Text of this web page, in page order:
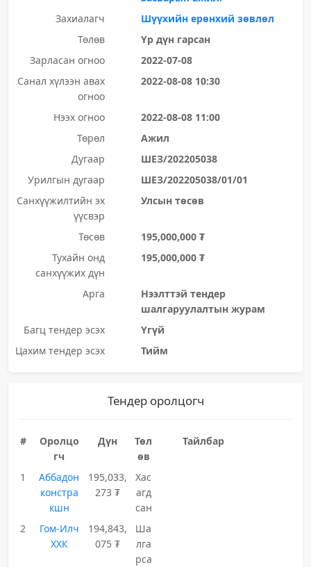
Захиалагч
Шүүхийн ерөнхий зөвлөл
Төлөв
Үр дүн гарсан
Зарласан огноо
2022-07-08
Санал хүлээн авах
огноо
2022-08-08 10:30
Нээх огноо
2022-08-08 11:00
Төрөл
Ажил
Дугаар
ШЕЗ/202205038
Урилгын дугаар
ШЕЗ/202205038/01/01
Санхүүжилтийн эх
үүсвэр
Улсын төсөв
Төсөв
195,000,000 ₮
Тухайн онд
санхүүжих дүн
195,000,000 ₮
Арга
Нээлттэй тендер
шалгаруулалтын журам
Багц тендер эсэх
Үгүй
Цахим тендер эсэх
Тийм
Тендер оролцогч
#
Оролцо
гч
Дүн
Төл
өв
Тайлбар
1
Аббадон
констра
кшн
195,033,
273 ₮
Хас
агд
сан
2
Гом-Илч
ХХК
194,843,
075 ₮
Ша
лга
рса